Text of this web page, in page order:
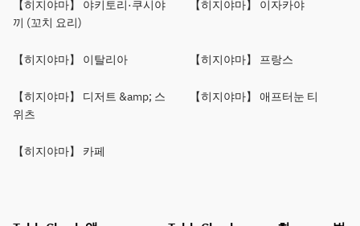
【히지야마】 야키토리·쿠시야
끼 (꼬치 요리)
【히지야마】 이자카야
【히지야마】 이탈리아 【히지야마】 프랑스
【히지야마】 디저트 &amp; 스
위츠
【히지야마】 애프터눈 티
【히지야마】 카페